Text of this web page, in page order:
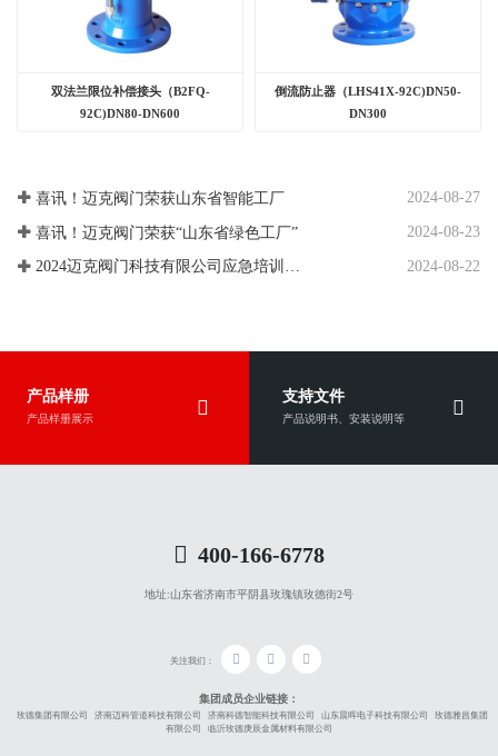
双法兰限位补偿接头（B2FQ-
92C)DN80-DN600
倒流防止器（LHS41X-92C)DN50-
DN300
喜讯！迈克阀门荣获山东省智能工厂 2024-08-27
喜讯！迈克阀门荣获“山东省绿色工厂” 2024-08-23
2024迈克阀门科技有限公司应急培训、应急演练 2024-08-22
产品样册
产品样册展示
支持文件
产品说明书、安装说明等
400-166-6778
地址:山东省济南市平阴县玫瑰镇玫德街2号
关注我们：
集团成员企业链接：
玫德集团有限公司 济南迈科管道科技有限公司 济南科德智能科技有限公司 山东晨晖电子科技有限公司
玫德雅昌集团
有限公司
临沂玫德庚辰金属材料有限公司